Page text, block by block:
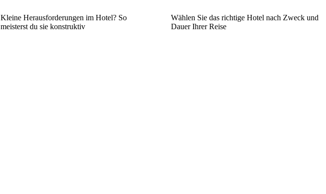
Kleine Herausforderungen im Hotel? So
meisterst du sie konstruktiv
Wählen Sie das richtige Hotel nach Zweck und
Dauer Ihrer Reise